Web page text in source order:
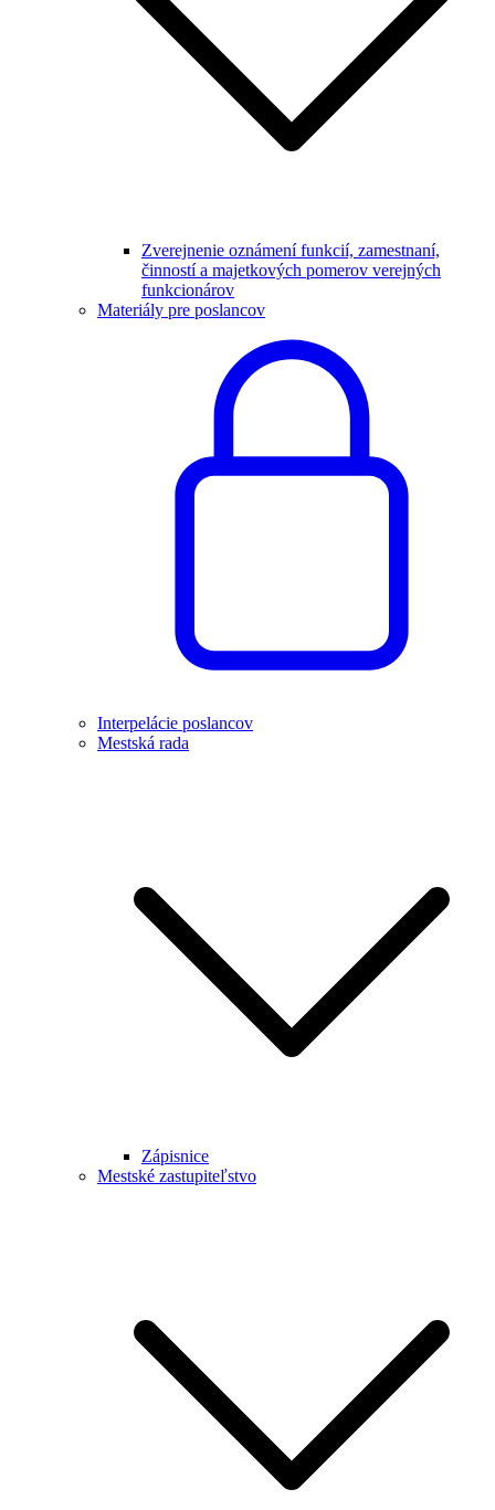
Zverejnenie oznámení funkcií, zamestnaní,
činností a majetkových pomerov verejných
funkcionárov
Materiály pre poslancov
Interpelácie poslancov
Mestská rada
Zápisnice
Mestské zastupiteľstvo